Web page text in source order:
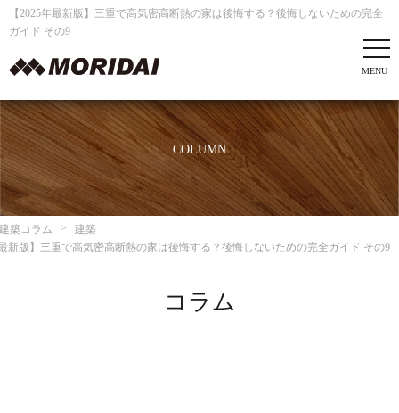
【2025年最新版】三重で高気密高断熱の家は後悔する？後悔しないための完全
ガイド その9
COLUMN
建築コラム
建築
新版】三重で高気密高断熱の家は後悔する？後悔しないための完全ガイド その9
コラム